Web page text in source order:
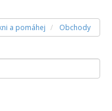
a pomáhej Obchody